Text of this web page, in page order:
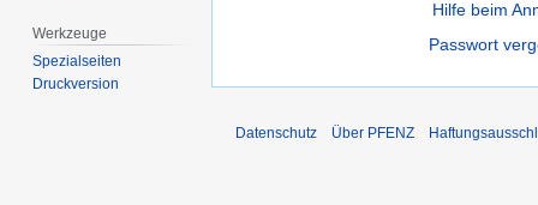
Hilfe beim
Passwort
Werkzeuge
Spezialseiten
Druckversion
Datenschutz Über PFENZ